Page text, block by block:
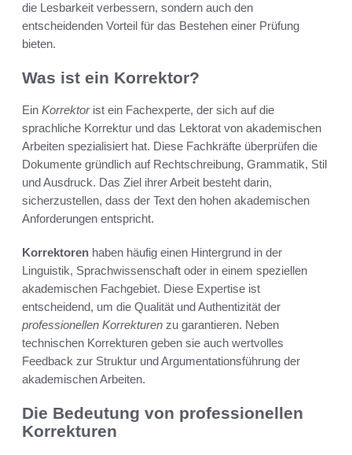
die Lesbarkeit verbessern, sondern auch den
entscheidenden Vorteil für das Bestehen einer Prüfung
bieten.
Was ist ein Korrektor?
Ein Korrektorist ein Fachexperte, der sich auf die
sprachliche Korrektur und das Lektorat von akademischen
Arbeiten spezialisiert hat. Diese Fachkräfte überprüfen die
Dokumente gründlich auf Rechtschreibung, Grammatik, Stil
und Ausdruck. Das Ziel ihrer Arbeit besteht darin,
sicherzustellen, dass der Text den hohen akademischen
Anforderungen entspricht.
Korrektoren haben häufig einen Hintergrund in der
Linguistik, Sprachwissenschaft oder in einem speziellen
akademischen Fachgebiet. Diese Expertise ist
entscheidend, um die Qualität und Authentizität der
professionellen Korrekturen zu garantieren. Neben
technischen Korrekturen geben sie auch wertvolles
Feedback zur Struktur und Argumentationsführung der
akademischen Arbeiten.
Die Bedeutung von professionellen
Korrekturen